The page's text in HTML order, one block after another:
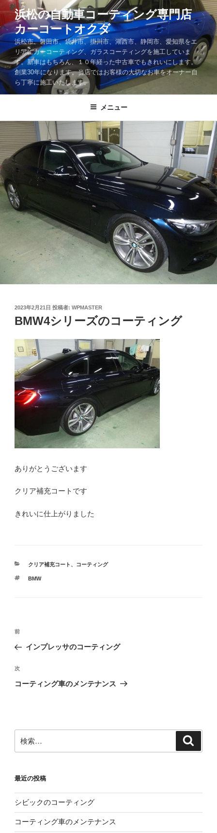
ン
テ
ン
ツ
へ
ス
キ
浜松の自動車コーティング専門店
カーコートオクダ
浜松市、磐田市、袋井市、掛川市、湖西市、静岡市、愛知県をエ
リアにカーコーティング、ガラスコーティングを施工していま
す。新車はもちろん、１０年経った中古車でもきれいにします。
創業30年になります。当店ではお客様の大切なお車をオーナー自
ら丁寧に施工いたします。
メニュー
投
稿
日:
2023年2月21日 投稿者: WPMASTER
BMW4シリーズのコーティング
ありがとうございます
クリア補充コートです
きれいに仕上がりました
カ
ゴ
クリア補充コート 、 コーティング
タ
BMW
投
ナ
ビ
ゲ
ン
前
の
稿
前
インプレッサのコーティング
次
の
次
コーティング車のメンテナンス
索:
最近の投稿
シビックのコーティング
コーティング車のメンテナンス